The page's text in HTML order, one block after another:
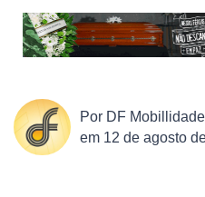
Por DF Mobillidade
em 12 de agosto